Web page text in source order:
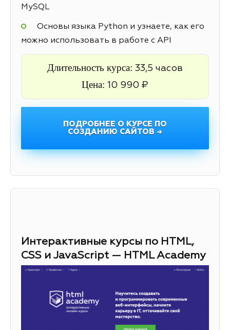
MySQL
Основы языка Python и узнаете, как его
можно использовать в работе с API
Длительность курса: 33,5 часов
Цена: 10 990 ₽
ПОДРОБНЕЕ О КУРСЕ ПО
СОЗДАНИЮ САЙТОВ →
Интерактивные курсы по HTML,
CSS и JavaScript — HTML Academy